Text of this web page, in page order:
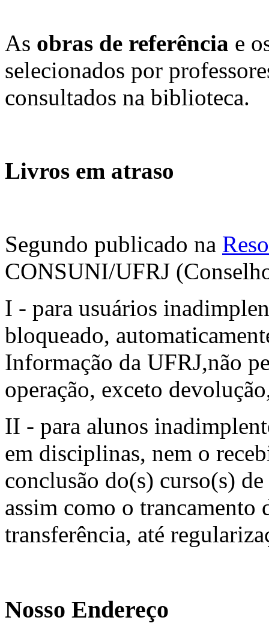
As obras de referência e
selecionados por
consultados na biblioteca.
Livros em atraso
Segundo publicado na
CONSUNI/UFRJ
I - para usuários
bloqueado,
Informação da UFRJ,não
operação, exceto
II - para alunos
em disciplinas, nem o
conclusão do(s) curso(s)
assim como o trancamento
transferência, até
Nosso Endereço